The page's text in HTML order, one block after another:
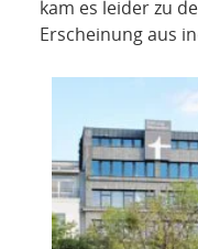
kam es leider zu
Erscheinung aus